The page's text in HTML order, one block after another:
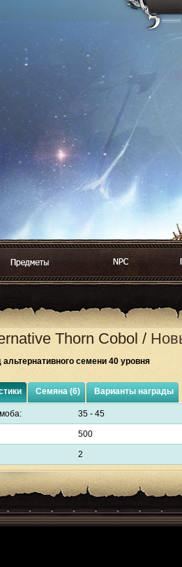
Thorn Cobol /
альтернативного семени 40 уровня
Семяна (6) Варианты награды
35 - 45
500
2